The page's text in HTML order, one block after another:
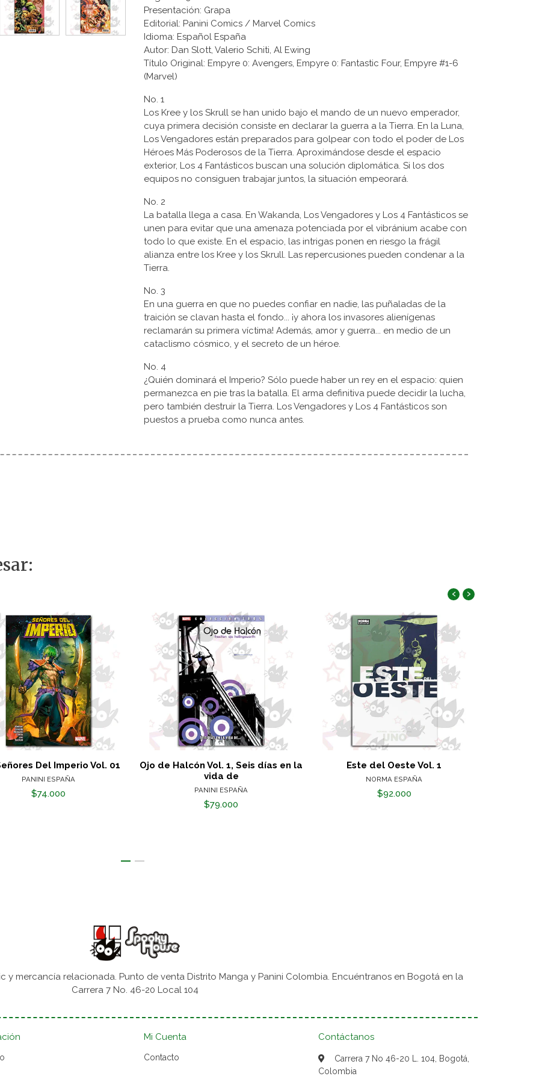
Presentación: Grapa
Editorial: Panini Comics / Marvel Comics
Idioma: Español España
Autor: Dan Slott, Valerio Schiti, Al Ewing
Título Original: Empyre 0: Avengers, Empyre 0: Fantastic Four, Empyre #1-6
(Marvel)
No. 1
Los Kree y los Skrull se han unido bajo el mando de un nuevo emperador,
cuya primera decisión consiste en declarar la guerra a la Tierra. En la Luna,
Los Vengadores están preparados para golpear con todo el poder de Los
Héroes Más Poderosos de la Tierra. Aproximándose desde el espacio
exterior, Los 4 Fantásticos buscan una solución diplomática. Si los dos
equipos no consiguen trabajar juntos, la situación empeorará.
No. 2
La batalla llega a casa. En Wakanda, Los Vengadores y Los 4 Fantásticos se
unen para evitar que una amenaza potenciada por el vibránium acabe con
todo lo que existe. En el espacio, las intrigas ponen en riesgo la frágil
alianza entre los Kree y los Skrull. Las repercusiones pueden condenar a la
Tierra.
No. 3
En una guerra en que no puedes confiar en nadie, las puñaladas de la
traición se clavan hasta el fondo... ¡y ahora los invasores alienígenas
reclamarán su primera víctima! Además, amor y guerra... en medio de un
cataclismo cósmico, y el secreto de un héroe.
No. 4
¿Quién dominará el Imperio? Sólo puede haber un rey en el espacio: quien
permanezca en pie tras la batalla. El arma definitiva puede decidir la lucha,
pero también destruir la Tierra. Los Vengadores y Los 4 Fantásticos son
puestos a prueba como nunca antes.
Del Imperio Vol. 01
PANINI ESPAÑA
$74.000
Ojo de Halcón Vol. 1, Seis días en la
vida de
PANINI ESPAÑA
$79.000
Este del Oeste Vol. 1
NORMA ESPAÑA
$92.000
‹ ›
y mercancía relacionada. Punto de venta Distrito Manga y Panini Colombia. Encuéntranos en Bogotá en la
Carrera 7 No. 46-20 Local 104
Mi Cuenta
Contacto
Contáctanos
Carrera 7 No 46-20 L. 104, Bogotá,
Colombia